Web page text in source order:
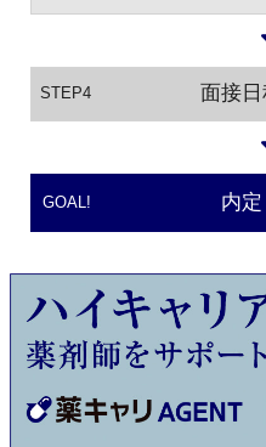
STEP4 面接
GOAL! 内